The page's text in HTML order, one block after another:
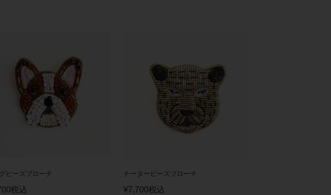
グビーズブローチ
税込
チータービーズブローチ
¥7,700税込